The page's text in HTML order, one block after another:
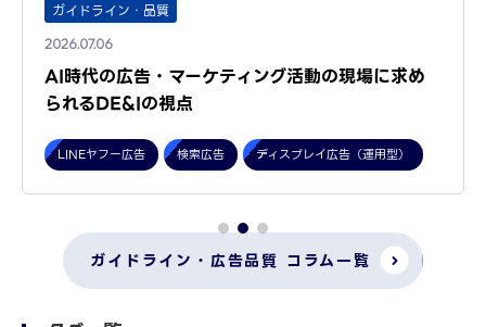
ガイドライン・品質
2026.07.06
AI時代の広告・マーケティング活動の現場に求め
られるDE&Iの視点
LINEヤフー広告 検索広告 ディスプレイ広告（運用型）
ガイドライン・広告品質 コラム一覧